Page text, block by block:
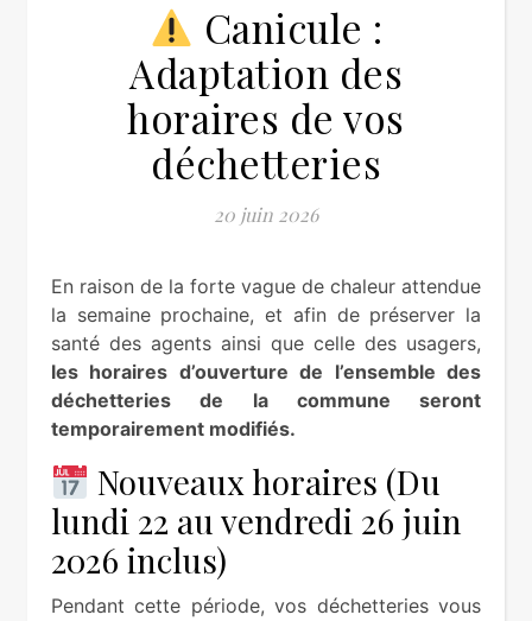
Canicule :
Adaptation des
horaires de vos
déchetteries
20 juin 2026
En raison de la forte vague de chaleur attendue
la semaine prochaine, et afin de préserver la
santé des agents ainsi que celle des usagers,
les horaires d’ouverture de l’ensemble des
déchetteries de la commune seront
temporairement modifiés.
Nouveaux horaires (Du
lundi 22 au vendredi 26 juin
2026 inclus)
Pendant cette période, vos déchetteries vous